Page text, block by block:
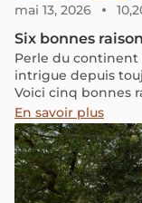
mai 13, 2026
Six bonnes
Perle du continent
intrigue depuis
Voici cinq bonnes
découverte du «
En savoir plus